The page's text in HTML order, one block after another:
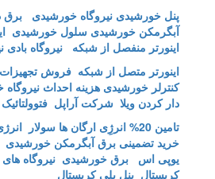
پنل خورشیدی نیروگاه خورشیدی
برق
آبگرمکن خورشیدی سلول خورشیدی
اینورتر منفصل از شبکه
نیروگاه
اینورتر متصل از شبکه فروش
کنترلر خورشیدی هزینه احداث
دار کردن ویلا شرکت آراپل فتوولتائیک
تامین 20% انرژِی ارگان ها
سولار
خرید تضمینی برقآبگرمکن خورشیدی
یوپی اس
برق خورشیدی نیروگاه
کریستال پنل پلی کریستال